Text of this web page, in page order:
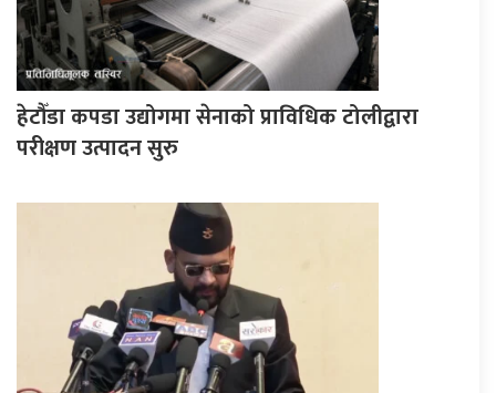
हेटौँडा कपडा उद्योगमा सेनाको प्राविधिक टोलीद्वारा
परीक्षण उत्पादन सुरु